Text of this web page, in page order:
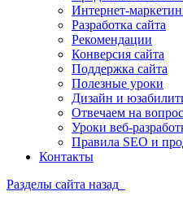
Интернет-
Разработка сайта
Рекомендации
Конверсия сайта
Поддержка сайта
Полезные уроки
Дизайн и
Отвечаем на
Уроки веб-
Правила SEO и
Контакты
Разделы сайта назад